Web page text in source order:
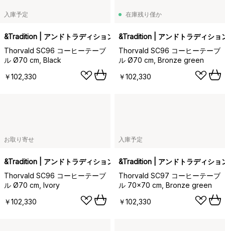
入庫予定
&Tradition | アンドトラディション
Thorvald SC96 コーヒーテーブ
ル Ø70 cm, Black
￥102,330
在庫残り僅か
&Tradition | アンドトラディショ
Thorvald SC96 コーヒーテーブ
ル Ø70 cm, Bronze green
￥102,330
お取り寄せ
&Tradition | アンドトラディション
Thorvald SC96 コーヒーテーブ
ル Ø70 cm, Ivory
￥102,330
入庫予定
&Tradition | アンドトラディショ
Thorvald SC97 コーヒーテーブ
ル 70x70 cm, Bronze green
￥102,330